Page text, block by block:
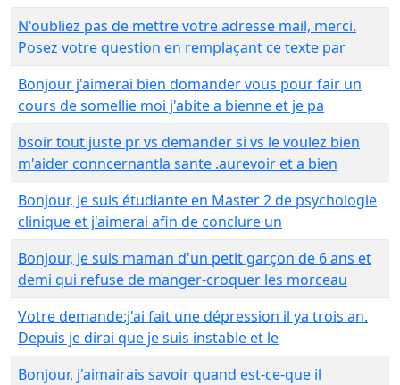
N'oubliez pas de mettre votre adresse mail, merci.
Posez votre question en remplaçant ce texte par
Bonjour j'aimerai bien domander vous pour fair un
cours de somellie moi j'abite a bienne et je pa
bsoir tout juste pr vs demander si vs le voulez bien
m'aider conncernantla sante .aurevoir et a bien
Bonjour, Je suis étudiante en Master 2 de psychologie
clinique et j'aimerai afin de conclure un
Bonjour, Je suis maman d'un petit garçon de 6 ans et
demi qui refuse de manger-croquer les morceau
Votre demande:j'ai fait une dépression il ya trois an.
Depuis je dirai que je suis instable et le
Bonjour, j'aimairais savoir quand est-ce-que il